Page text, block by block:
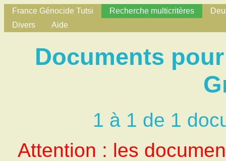
France Génocide Tutsi Recherche multicritères
Divers
Aide
Documents
1 à 1 de 1
Attention : les